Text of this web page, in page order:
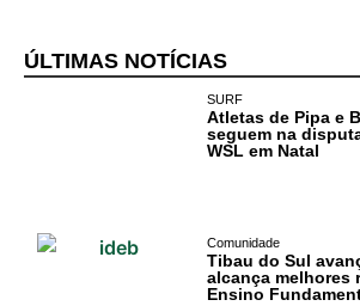
ÚLTIMAS NOTÍCIAS
SURF
Atletas de Pipa e
seguem na
WSL em Natal
Comunidade
Tibau do Sul
alcança melhores
Ensino